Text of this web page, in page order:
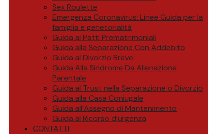
Sex Roulette
Emergenza Coronavirus: Linee Guida per la
famiglia e genetorialità
Guida ai Patti Prematrimoniali
Guida alla Separazione Con Addebito
Guida al Divorzio Breve
Guida Alla Sindrome Da Alienazione
Parentale
Guida al Trust nella Separazione o Divorzio
Guida alla Casa Coniugale
Guida all’Assegno di Mantenimento
Guida al Ricorso d’urgenza
CONTATTI